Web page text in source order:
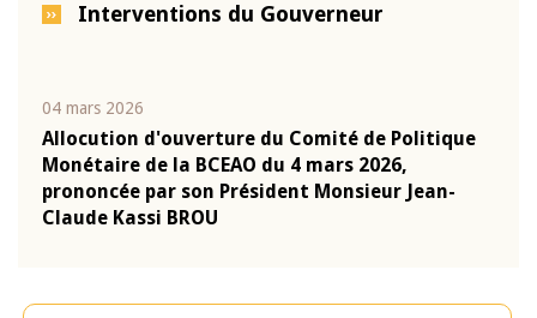
Interventions du Gouverneur
04 mars 2026
Allocution d'ouverture du Comité de Politique
Monétaire de la BCEAO du 4 mars 2026,
prononcée par son Président Monsieur Jean-
Claude Kassi BROU